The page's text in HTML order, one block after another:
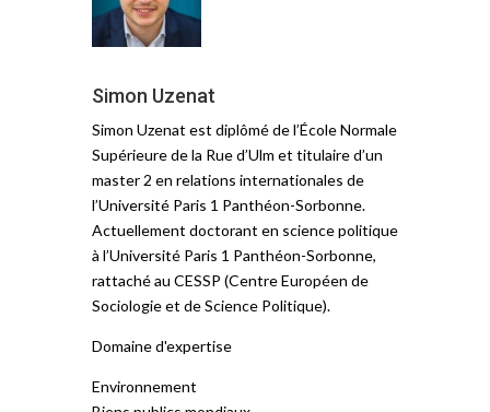
Simon Uzenat
Simon Uzenat est diplômé de l’École Normale
Supérieure de la Rue d’Ulm et titulaire d’un
master 2 en relations internationales de
l’Université Paris 1 Panthéon-Sorbonne.
Actuellement doctorant en science politique
à l’Université Paris 1 Panthéon-Sorbonne,
rattaché au CESSP (Centre Européen de
Sociologie et de Science Politique).
Domaine d'expertise
Environnement